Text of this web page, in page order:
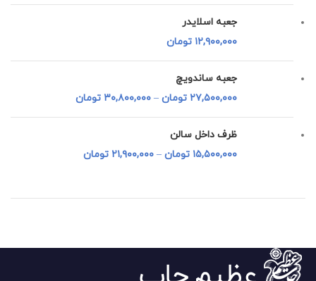
جعبه اسلایدر
۱۲,۹۰۰,۰۰۰ تومان
جعبه ساندویچ
۲۷,۵۰۰,۰۰۰ تومان – ۳۰,۸۰۰,۰۰۰ تومان
ظرف داخل سالن
۱۵,۵۰۰,۰۰۰ تومان – ۲۱,۹۰۰,۰۰۰ تومان